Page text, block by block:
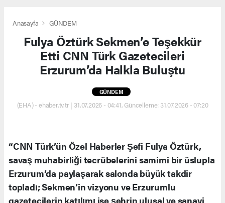
Anasayfa GÜNDEM
Fulya Öztürk Sekmen’e Teşekkür
Etti CNN Türk Gazetecileri
Erzurum’da Halkla Buluştu
GÜNDEM
(EHA) - ehaber.tv.tr | 31.07.2026 - 04:41, Güncelleme: 31.07.2026 - 07:20
“CNN Türk’ün Özel Haberler Şefi Fulya Öztürk,
savaş muhabirliği tecrübelerini samimi bir üslupla
Erzurum’da paylaşarak salonda büyük takdir
topladı; Sekmen’in vizyonu ve Erzurumlu
gazetecilerin katılımı ise şehrin ulusal ve sanayi